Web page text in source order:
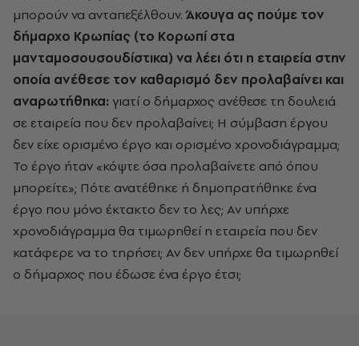
μπορούν να ανταπεξέλθουν. Άκουγα ας πούμε τον
δήμαρχο Κρωπίας (το Κορωπί στα
μανταμοσουσουδίστικα) να λέει ότι η εταιρεία στην
οποία ανέθεσε τον καθαρισμό δεν προλαβαίνει και
αναρωτήθηκα: γιατί ο δήμαρχος ανέθεσε τη δουλειά
σε εταιρεία που δεν προλαβαίνει; Η σύμβαση έργου
δεν είχε ορισμένο έργο και ορισμένο χρονοδιάγραμμα;
Το έργο ήταν «κόψτε όσα προλαβαίνετε από όπου
μπορείτε»; Πότε ανατέθηκε ή δημοπρατήθηκε ένα
έργο που μόνο έκτακτο δεν το λες; Αν υπήρχε
χρονοδιάγραμμα θα τιμωρηθεί η εταιρεία που δεν
κατάφερε να το τηρήσει; Αν δεν υπήρχε θα τιμωρηθεί
ο δήμαρχος που έδωσε ένα έργο έτσι;